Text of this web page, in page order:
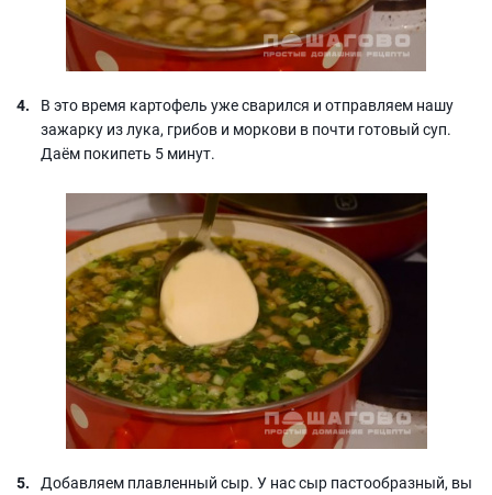
В это время картофель уже сварился и отправляем нашу
зажарку из лука, грибов и моркови в почти готовый суп.
Даём покипеть 5 минут.
Добавляем плавленный сыр. У нас сыр пастообразный, вы